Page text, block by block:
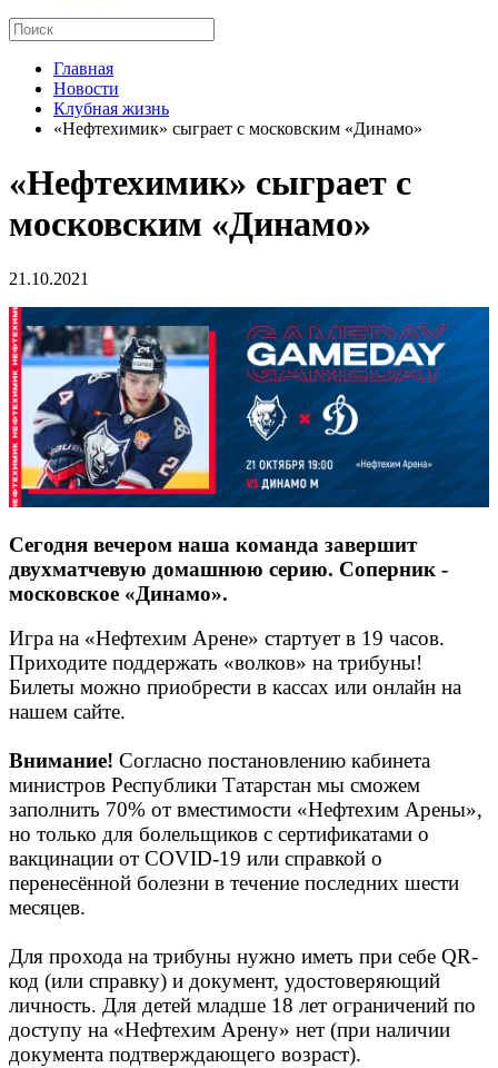
Главная
Новости
Клубная жизнь
«Нефтехимик» сыграет с московским «Динамо»
«Нефтехимик» сыграет с
московским «Динамо»
21.10.2021
Сегодня вечером наша команда завершит
двухматчевую домашнюю серию. Соперник -
московское «Динамо».
Игра на «Нефтехим Арене» стартует в 19 часов.
Приходите поддержать «волков» на трибуны!
Билеты можно приобрести в кассах или онлайн на
нашем сайте.
Внимание! Согласно постановлению кабинета
министров Республики Татарстан мы сможем
заполнить 70% от вместимости «Нефтехим Арены»,
но только для болельщиков с сертификатами о
вакцинации от COVID-19 или справкой о
перенесённой болезни в течение последних шести
месяцев.
Для прохода на трибуны нужно иметь при себе QR-
код (или справку) и документ, удостоверяющий
личность. Для детей младше 18 лет ограничений по
доступу на «Нефтехим Арену» нет (при наличии
документа подтверждающего возраст).